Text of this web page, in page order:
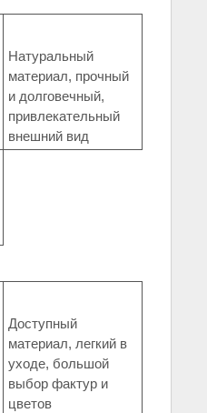
Натуральный
материал, прочный
и долговечный,
привлекательный
внешний вид
Доступный
материал, легкий в
уходе, большой
выбор фактур и
цветов